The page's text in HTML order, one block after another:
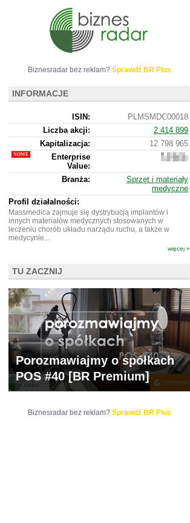
Biznesradar bez reklam? Sprawdź BR Plus
INFORMACJE
ISIN:
PLMSMDC00018
Liczba akcji:
2 414 899
Kapitalizacja:
12 798 965
Enterprise
Value:
965
Branża:
Sprzęt i materiały
medyczne
Profil działalności:
Massmedica zajmuje się dystrybucją implantów i
innych materiałów medycznych stosowanych w
leczeniu chorób układu narządu ruchu, a także w
medycynie...
więcej »
TU ZACZNIJ
Porozmawiajmy o spółkach
POS #40 [BR Premium]
Biznesradar bez reklam? Sprawdź BR Plus